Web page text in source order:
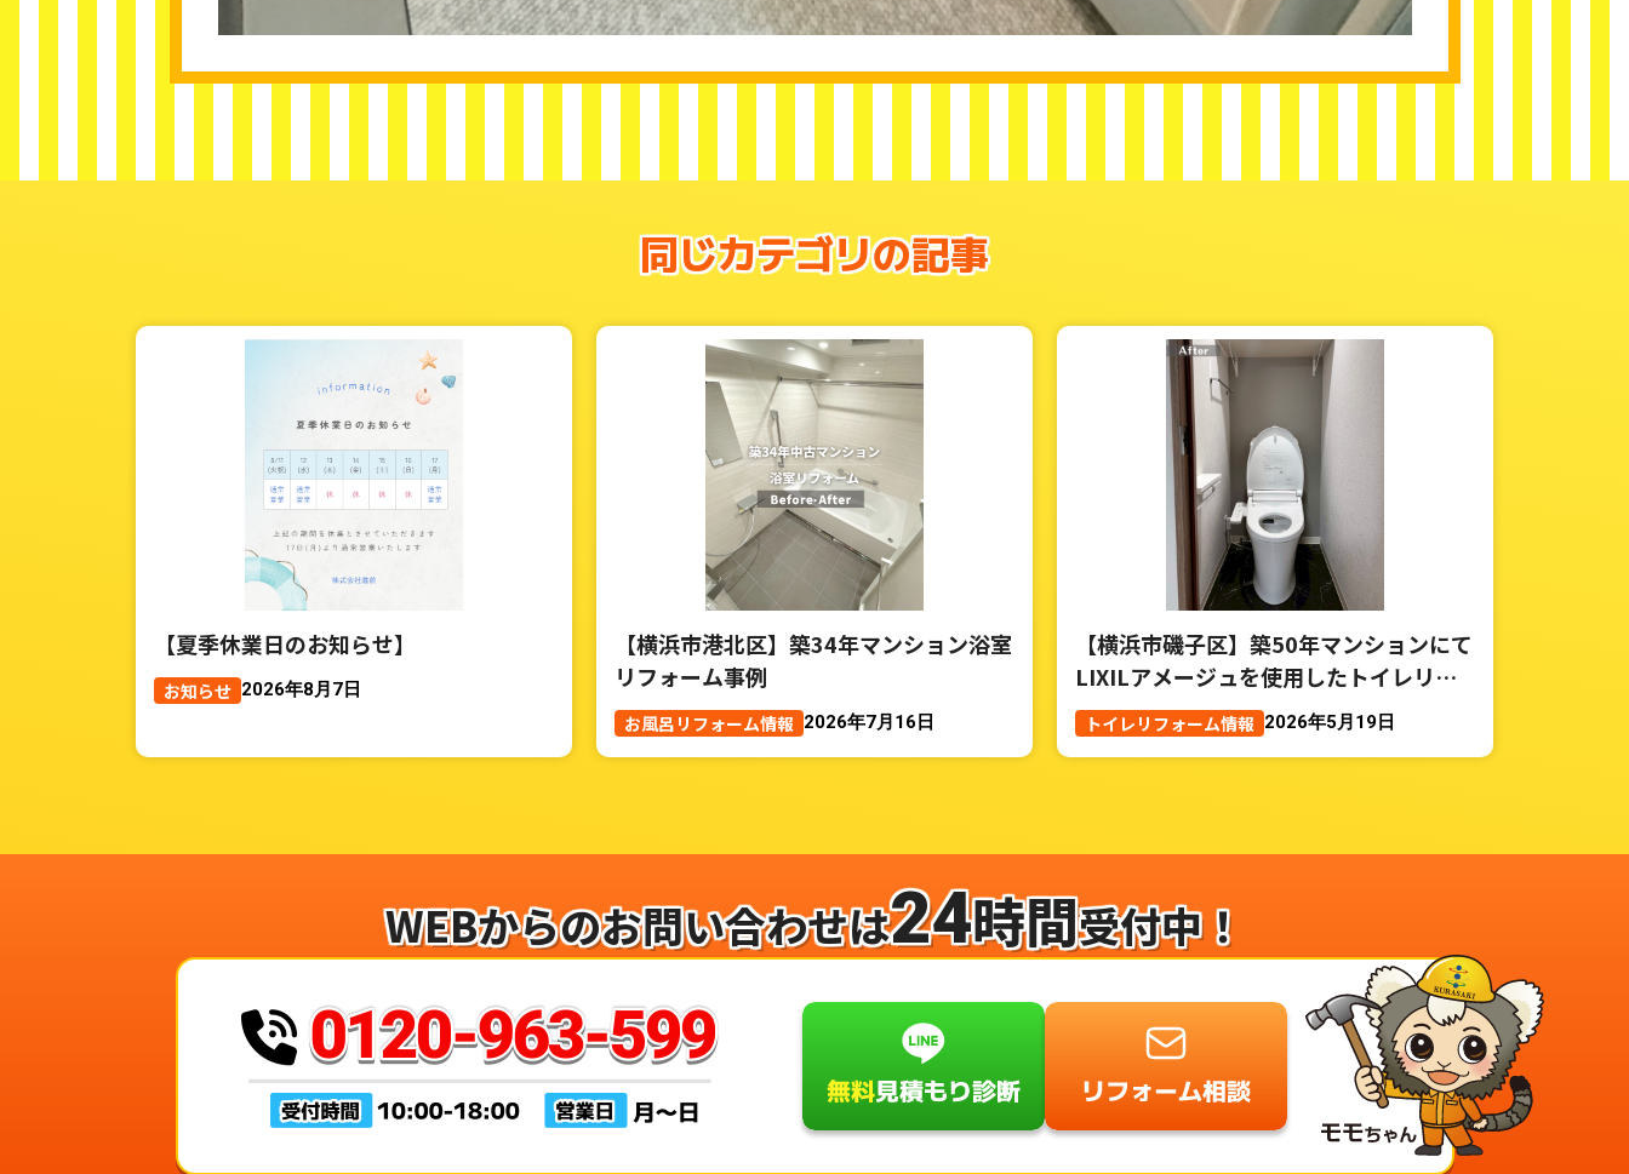
同じカテゴリの記事
【夏季休業日のお知らせ】
お知らせ 2026年8月7日
【横浜市港北区】築34年マンション浴室
リフォーム事例
お風呂リフォーム情報 2026年7月16日
【横浜市磯子区】築50年マンションにて
LIXILアメージュを使用したトイレリフ
ォーム事例
トイレリフォーム情報 2026年5月19日
WEBからのお問い合わせは24時間受付中！